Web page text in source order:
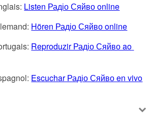
Listen Радіо Сяйво online
Hören Радіо Сяйво online
Reproduzir Радіо Сяйво ao
Escuchar Радіо Сяйво en vivo